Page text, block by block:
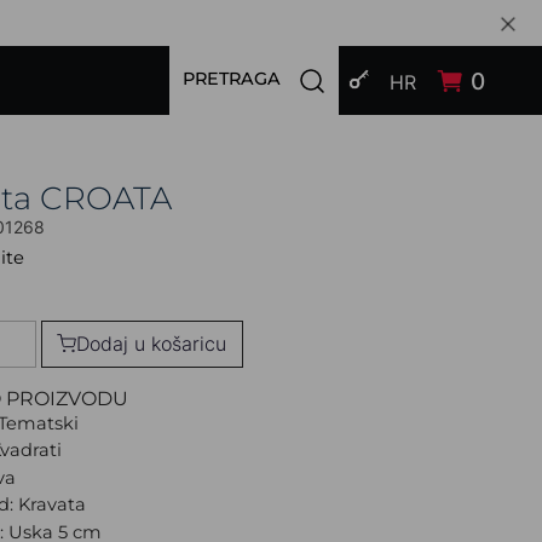
PRIJAVI SE
HR 0
PRETRAGA Open search modal
CROATA
Dodaj u košaricu
PROIZVODU
Kravata
Uska 5 cm